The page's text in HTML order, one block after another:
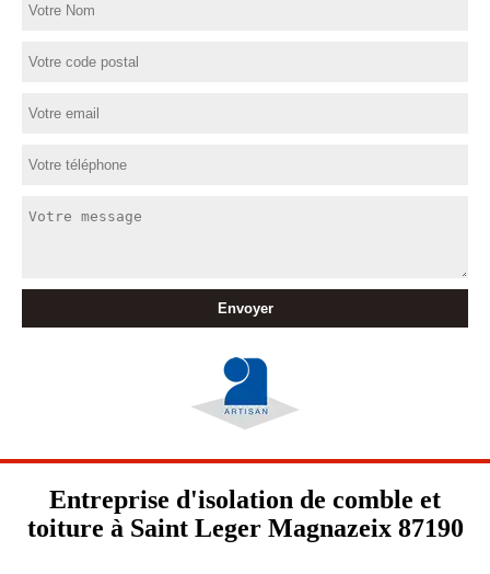
Entreprise d'isolation de comble et
toiture à Saint Leger Magnazeix 87190